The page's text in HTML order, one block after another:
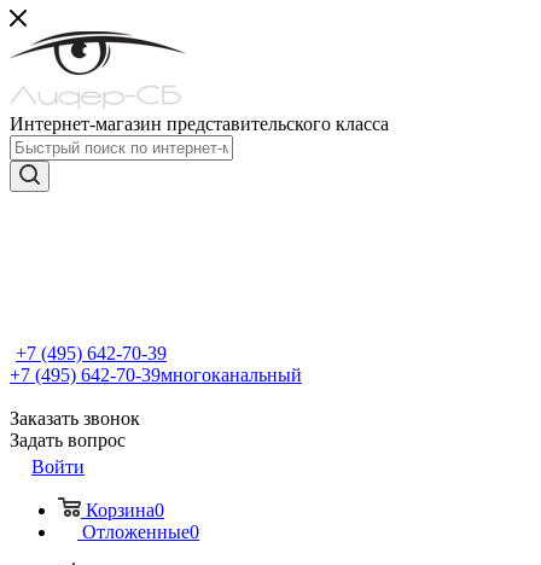
Интернет-магазин представительского класса
+7 (495) 642-70-39
+7 (495) 642-70-39многоканальный
Заказать звонок
Задать вопрос
Войти
Корзина0
Отложенные0